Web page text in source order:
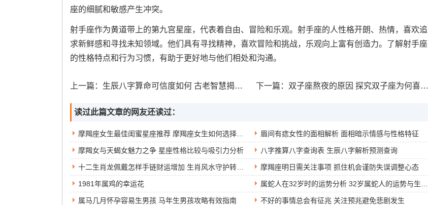
座的细腻和敏感产生冲突。
射手座作为黄道带上的第九宫星座，代表着自由、冒险和乐观。射手座的人性格开朗、热情，喜欢追
求新鲜感和寻找未知领域。他们具有寻找精神，喜欢冒险和挑战，乐观向上富有创造力。了解射手座
的性格特点和行为习惯，有助于更好地与他们相处和沟通。
上一篇： 生辰八字算命可信度如何 古老智慧揭示人生秘密 下一篇： 双子座熬夜的原因 探究双子座为何喜欢熬夜的心理因素与生活习惯
读过此篇文章的网友还读过：
摩羯座女生最佳闺蜜星座推荐 摩羯座女生如何选择合适的闺蜜星座 眉间有痣女性的面相解析 面相暗示情感与性格特征
摩羯女与天蝎女魅力之争 星座性格比较与吸引力分析 八字推算八字查询表 生辰八字解析预测查询
十二生肖龙佩戴怎样手链财运增加 生肖风水守护转运纳福指南 摩羯座明日需关注事项 抓住机会谨防失误调整心态
1981年属鸡的幸运花
属马几月怀孕容易生男孩 马年生男孩攻略有效指南 不好的事情总会有征兆 关注预兆避免悲剧发生